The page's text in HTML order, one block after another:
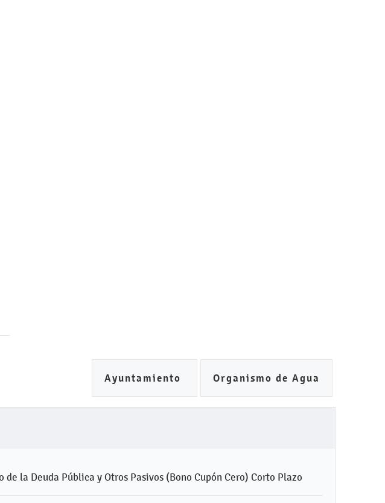
Ayuntamiento Organismo de Agua
la Deuda Pública y Otros Pasivos (Bono Cupón Cero) Corto Plazo